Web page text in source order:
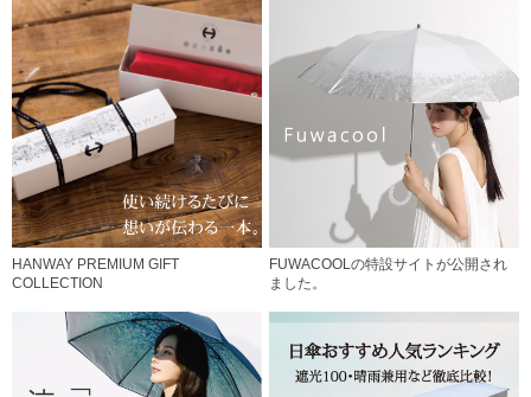
HANWAY PREMIUM GIFT
COLLECTION
FUWACOOLの特設サイトが公開され
ました。